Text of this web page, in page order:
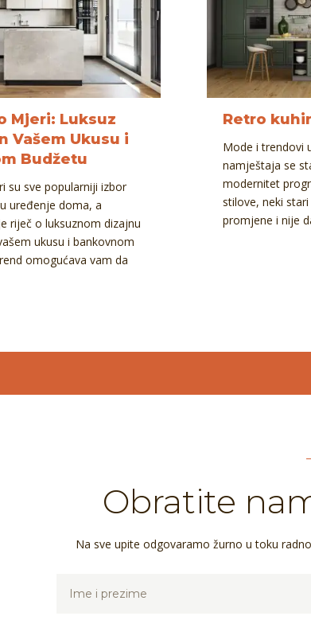
Mjeri: Luksuz
Vašem Ukusu i
Budžetu
su sve popularniji izbor
uređenje doma, a
riječ o luksuznom dizajnu
ukusu i bankovnom
omogućava vam da
Retro
Mode i trendovi
namještaja se
modernitet
stilove, neki
promjene i nije
Obratite
Na sve upite odgovaramo žurno u toku